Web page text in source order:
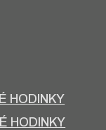
HODINKY
HODINKY